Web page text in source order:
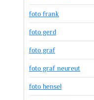
foto frank
foto gerd
foto graf
foto graf neureut
foto hensel